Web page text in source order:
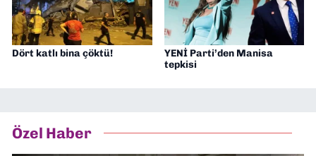
Dört katlı bina çöktü!
YENİ Parti’den Manisa
tepkisi
Özel Haber